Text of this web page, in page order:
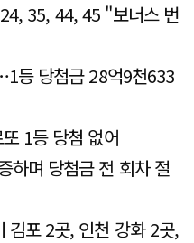
35, 44, 45 "보너스 번
등 당첨금 28억9천633
1등 당첨 없어
하며 당첨금 전 회차 절
김포 2곳, 인천 강화 2곳,